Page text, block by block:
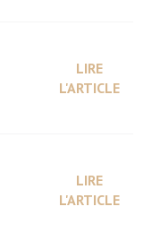
LIRE
L'ARTICLE
LIRE
L'ARTICLE